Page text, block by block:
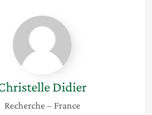
Christelle
Didier
Didier
Recherche – France